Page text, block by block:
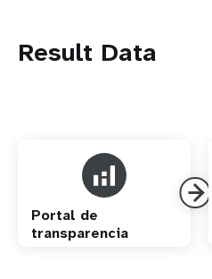
Result Data
Portal de
transparencia